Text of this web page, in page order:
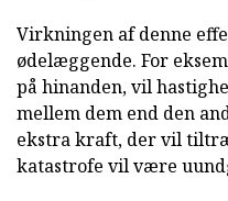
Virkningen af denne
ødelæggende. For
på hinanden, vil
mellem dem end den
ekstra kraft, der vil
katastrofe vil være